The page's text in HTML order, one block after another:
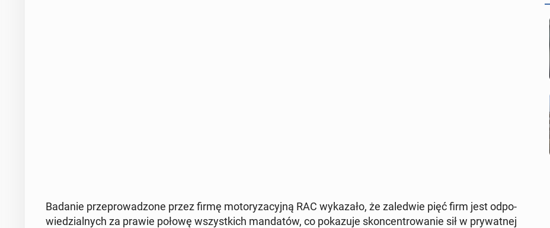
Badanie prze­pro­wa­dzo­ne przez firmę mo­to­ry­za­cyj­ną RAC wy­ka­za­ło, że za­le­d­wie pięć firm jest od­po­
wie­dzial­nych za prawie połowę wszyst­kich man­da­tów, co po­ka­zu­je skon­cen­tro­wa­nie sił w pry­wat­nej